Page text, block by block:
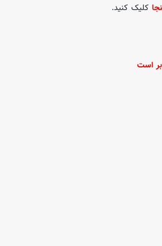
کلیک کنید.
است